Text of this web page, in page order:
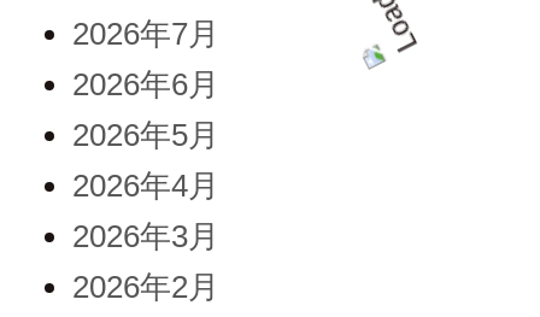
2026年7月
2026年6月
2026年5月
2026年4月
2026年3月
2026年2月